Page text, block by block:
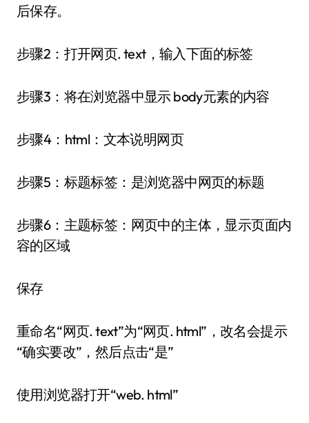
后保存。
步骤2：打开网页. text，输入下面的标签
步骤3：将在浏览器中显示 body元素的内容
步骤4：html：文本说明网页
步骤5：标题标签：是浏览器中网页的标题
步骤6：主题标签：网页中的主体，显示页面内
容的区域
保存
重命名“网页. text”为“网页. html”，改名会提示
“确实要改”，然后点击“是”
使用浏览器打开“web. html”